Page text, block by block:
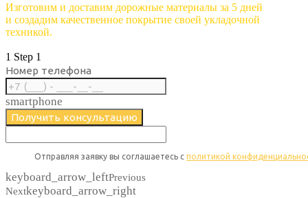
Изготовим и доставим дорожные материалы за 5 дней
и создадим качественное покрытие своей укладочной
техникой.
1 Step 1
Номер телефона
smartphone
Получить консультацию
Отправляя заявку вы соглашаетесь с ​​ политикой
keyboard_arrow_leftPrevious
Nextkeyboard_arrow_right